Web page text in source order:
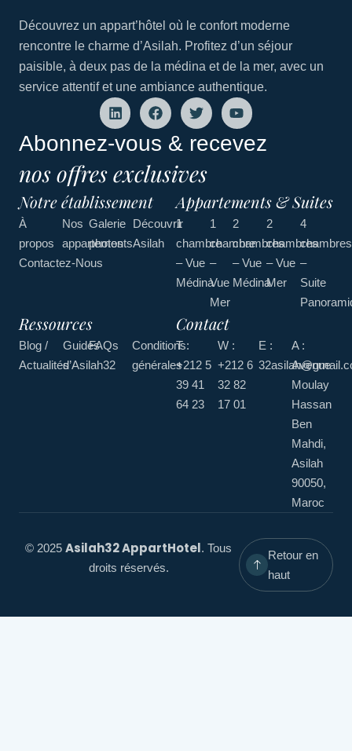
Découvrez un appart’hôtel où le confort moderne
rencontre le charme d’Asilah. Profitez d’un séjour
paisible, à deux pas de la médina et de la mer, avec un
service attentif et une ambiance authentique.
Abonnez-vous & recevez
nos offres exclusives
Notre établissement
À
propos
Nos
appartements
Galerie
photos
Découvrir
Asilah
Contactez-Nous
Appartements & Suites
1
chambre
– Vue
Médina
1
chambre
–
Vue
Mer
2
chambres
– Vue
Médina
2
chambres
– Vue
Mer
4
chambres
–
Suite
Ressources
Blog /
Actualités
Guides
d’Asilah32
FAQs
Conditions
générales
Contact
T :
+212 5
39 41
64 23
W :
+212 6
32 82
17 01
E :
A :
Avenue
Moulay
Hassan
Ben
Mahdi,
Asilah
90050,
Maroc
© 2025Asilah32 AppartHotel. Tous
droits réservés.
Retour en
haut